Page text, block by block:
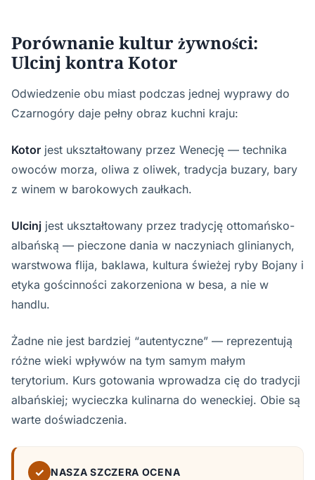
Porównanie kultur żywności:
Ulcinj kontra Kotor
Odwiedzenie obu miast podczas jednej wyprawy do
Czarnogóry daje pełny obraz kuchni kraju:
Kotor jest ukształtowany przez Wenecję — technika
owoców morza, oliwa z oliwek, tradycja buzary, bary
z winem w barokowych zaułkach.
Ulcinj jest ukształtowany przez tradycję ottomańsko-
albańską — pieczone dania w naczyniach glinianych,
warstwowa flija, baklawa, kultura świeżej ryby Bojany i
etyka gościnności zakorzeniona w besa, a nie w
handlu.
Żadne nie jest bardziej “autentyczne” — reprezentują
różne wieki wpływów na tym samym małym
terytorium. Kurs gotowania wprowadza cię do tradycji
albańskiej; wycieczka kulinarna do weneckiej. Obie są
warte doświadczenia.
✓ NASZA SZCZERA OCENA